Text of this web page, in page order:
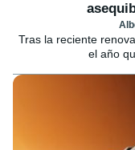
Tras la reciente
el año